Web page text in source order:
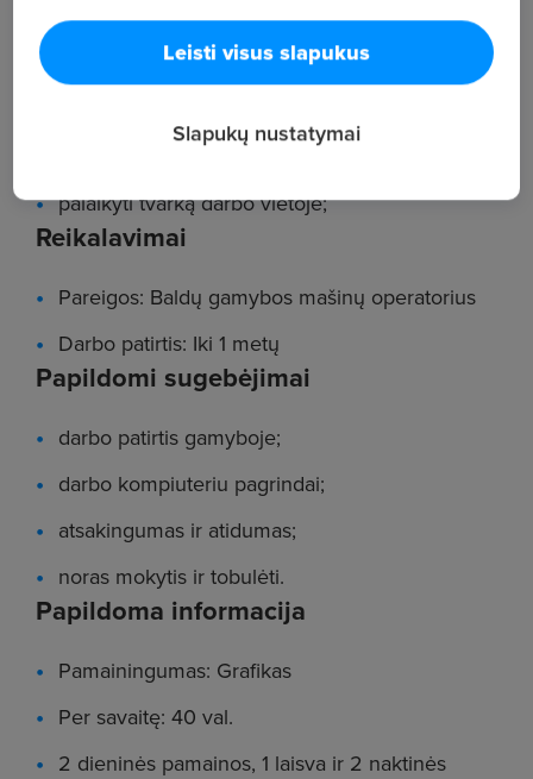
gamybos įrengimus;
prižiūrėti ir valdyti baldų gamybos įrengimus;
laikytis darbų saugos reikalavimų,
palaikyti tvarką darbo vietoje;
Reikalavimai
Pareigos: Baldų gamybos mašinų operatorius
Darbo patirtis: Iki 1 metų
Papildomi sugebėjimai
darbo patirtis gamyboje;
darbo kompiuteriu pagrindai;
atsakingumas ir atidumas;
noras mokytis ir tobulėti.
Papildoma informacija
Pamainingumas: Grafikas
Per savaitę: 40 val.
2 dieninės pamainos, 1 laisva ir 2 naktinės
Leisti visus slapukus
Slapukų nustatymai